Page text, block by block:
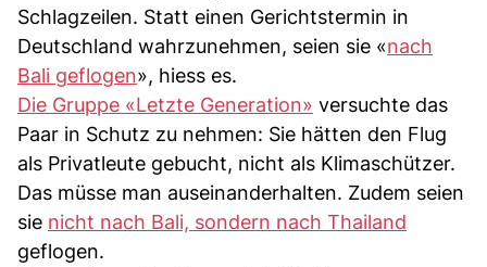
Schlagzeilen. Statt einen Gerichtstermin in
Deutschland wahrzunehmen, seien sie «nach
Bali geflogen», hiess es.
Die Gruppe «Letzte Generation» versuchte das
Paar in Schutz zu nehmen: Sie hätten den Flug
als Privatleute gebucht, nicht als Klimaschützer.
Das müsse man auseinanderhalten. Zudem seien
sie nicht nach Bali, sondern nach Thailand
geflogen.